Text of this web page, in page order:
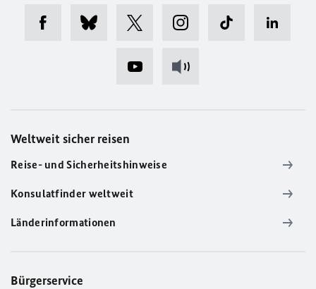
Weltweit sicher reisen
Reise- und Sicherheitshinweise
Konsulatfinder weltweit
Länderinformationen
Bürgerservice